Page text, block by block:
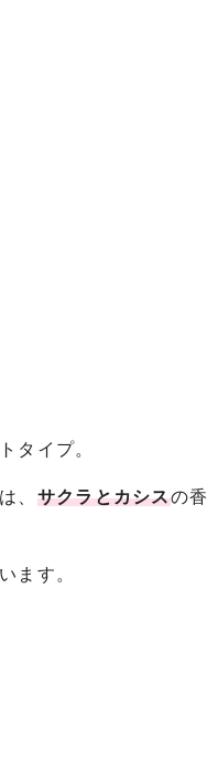
タイプ。
、 サクラとカシスの香
ます。